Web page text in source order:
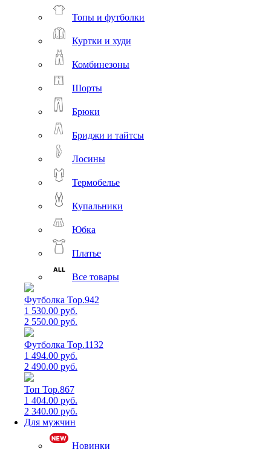
Топы и футболки
Куртки и худи
Комбинезоны
Шорты
Брюки
Бриджи и тайтсы
Лосины
Термобелье
Купальники
Юбка
Платье
Все товары
Футболка Top.942
1 530.00 руб.
2 550.00 руб.
Футболка Top.1132
1 494.00 руб.
2 490.00 руб.
Топ Top.867
1 404.00 руб.
2 340.00 руб.
Для мужчин
Новинки